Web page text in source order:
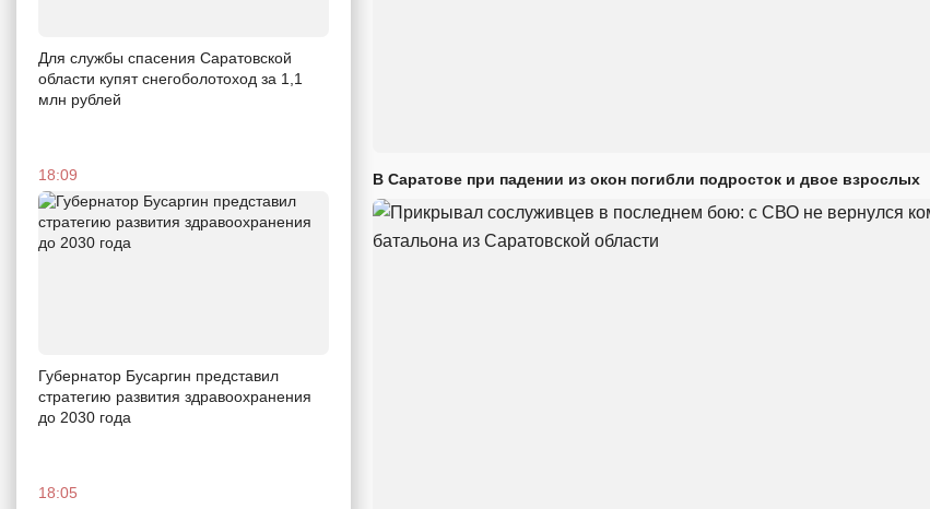
Для службы спасения Саратовской
области купят снегоболотоход за 1,1
млн рублей
18:09
Губернатор Бусаргин представил
стратегию развития здравоохранения
до 2030 года
18:05
В Саратове при падении из окон погибли подросток и двое взрослых